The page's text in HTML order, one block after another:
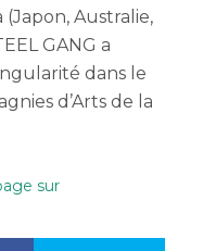
Australie,
GANG a
dans le
d’Arts de la
sur